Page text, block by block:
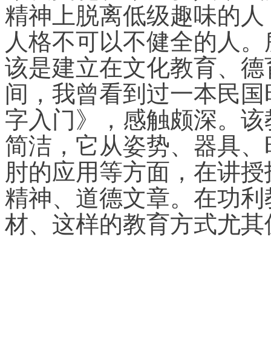
精神上脱离低级趣味的
人格不可以不健全的人
该是建立在文化教育、
间，我曾看到过一本民
字入门》，感触颇深。
简洁，它从姿势、器具
肘的应用等方面，在讲
精神、道德文章。在功
材、这样的教育方式尤